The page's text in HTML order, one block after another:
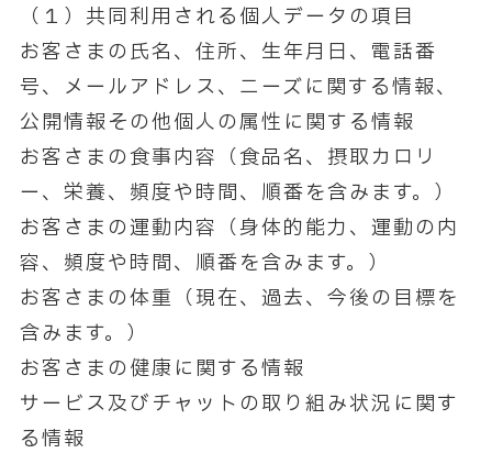
（１）共同利用される個人データの項目
お客さまの氏名、住所、生年月日、電話番
号、メールアドレス、ニーズに関する情報、
公開情報その他個人の属性に関する情報
お客さまの食事内容（食品名、摂取カロリ
ー、栄養、頻度や時間、順番を含みます。）
お客さまの運動内容（身体的能力、運動の内
容、頻度や時間、順番を含みます。）
お客さまの体重（現在、過去、今後の目標を
含みます。）
お客さまの健康に関する情報
サービス及びチャットの取り組み状況に関す
る情報